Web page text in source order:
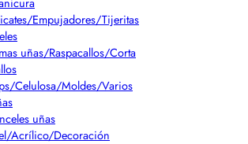
Empujadores/Tijeritas
uñas/Raspacallos/Corta
Celulosa/Moldes/Varios
uñas
Acrílico/Decoración